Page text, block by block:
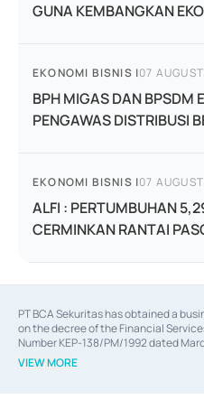
GUNA KEMBANGKAN
EKONOMI BISNIS |07
BPH MIGAS DAN BPSDM
PENGAWAS DISTRIBUSI
EKONOMI BISNIS |07
ALFI : PERTUMBUHAN
CERMINKAN RANTAI
PT BCA Sekuritas has obtained a
on the decree of the Financial
Number KEP-138/PM/1992 dated
dated February 28, 2014, a business
decree of the Financial Services
VIEW MORE